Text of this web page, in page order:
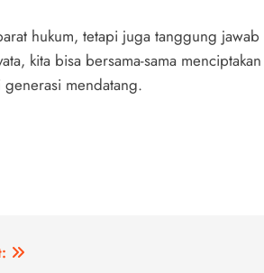
hukum, tetapi juga tanggung jawab
kita bisa bersama-sama menciptakan
mendatang.